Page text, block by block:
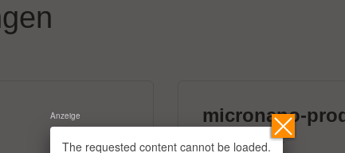
micronano-
39 Aussteller
The requested content cannot be loaded.
Anzeige